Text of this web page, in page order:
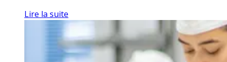
Lire la suite